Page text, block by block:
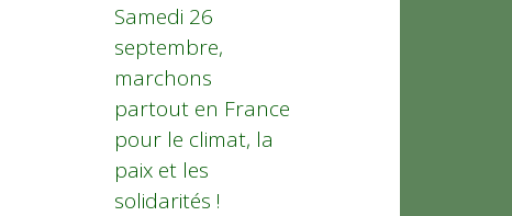
Samedi 26
septembre,
marchons
partout en France
pour le climat, la
paix et les
solidarités !